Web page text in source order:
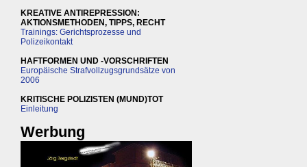
KREATIVE ANTIREPRESSION:
AKTIONSMETHODEN, TIPPS, RECHT
Trainings: Gerichtsprozesse und
Polizeikontakt
HAFTFORMEN UND -VORSCHRIFTEN
Europäische Strafvollzugsgrundsätze von
2006
KRITISCHE POLIZISTEN (MUND)TOT
Einleitung
Werbung